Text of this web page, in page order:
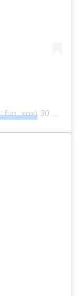
30 Июл 2018 в 11:47 PDT